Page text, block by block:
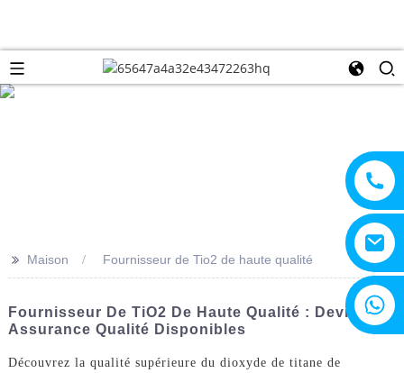
>> Maison Fournisseur de Tio2 de haute qualité
Fournisseur De TiO2 De Haute Qualité : Devis Et
Assurance Qualité Disponibles
Découvrez la qualité supérieure du dioxyde de titane de